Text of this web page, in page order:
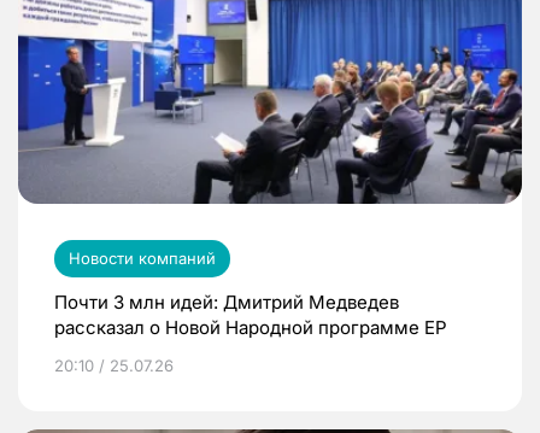
Новости компаний
Почти 3 млн идей: Дмитрий Медведев
рассказал о Новой Народной программе ЕР
20:10 / 25.07.26